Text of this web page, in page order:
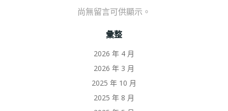
尚無留言可供顯示。
彙整
2026 年 4 月
2026 年 3 月
2025 年 10 月
2025 年 8 月